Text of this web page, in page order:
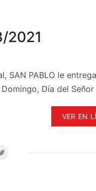
2021
SAN PABLO le
Día del
VER EN